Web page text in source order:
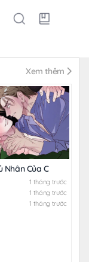
Xem thêm
Tước
Nhân Của C
1 tháng trước
1 tháng trước
1 tháng trước